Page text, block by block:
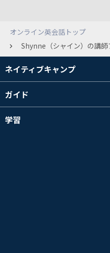
オンライン英会話トップ
Shynne（シャイン）の講
ネイティブキャンプ
ガイド
学習